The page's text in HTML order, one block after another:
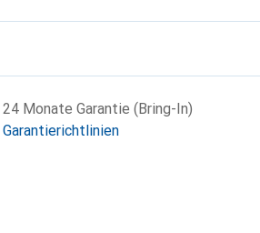
24 Monate Garantie (Bring-In)
Garantierichtlinien